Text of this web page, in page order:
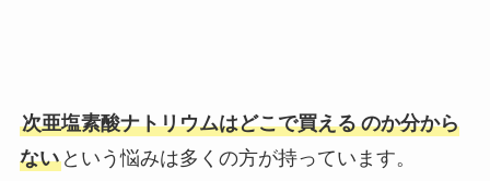
次亜塩素酸ナトリウムはどこで買える のか分から
ないという悩みは多くの方が持っています。